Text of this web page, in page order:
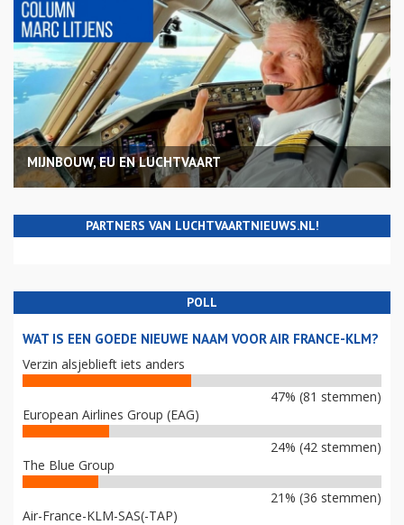
MIJNBOUW, EU EN LUCHTVAART
PARTNERS VAN LUCHTVAARTNIEUWS.NL!
POLL
WAT IS EEN GOEDE NIEUWE NAAM VOOR AIR FRANCE-KLM?
Verzin alsjeblieft iets anders
47% (81 stemmen)
European Airlines Group (EAG)
24% (42 stemmen)
The Blue Group
21% (36 stemmen)
Air-France-KLM-SAS(-TAP)